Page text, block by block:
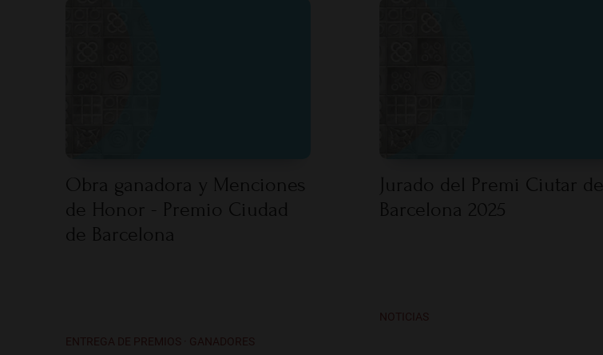
Obra ganadora y Menciones
de Honor - Premio Ciudad
de Barcelona
Jurado del Premi Ciutar de
Barcelona 2025